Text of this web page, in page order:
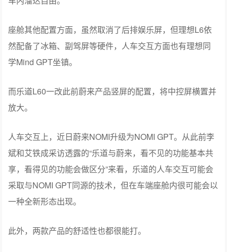
座舱其他配置方面，虽然取消了后排娱乐屏，但理想L6依
然配备了冰箱、副驾屏等硬件，人车交互方面也有理想同
学Mind GPT坐镇。
而乐道L60一改此前蔚来产品竖屏的配置，将中控屏横置并
放大。
人车交互上，近日蔚来NOMI升级为NOMI GPT。从此前李
斌和艾铁成采访透露的“乐道与蔚来，看不见的功能基本共
享，看得见的功能会做区分”来看，乐道的人车交互可能会
采取与NOMI GPT同源的技术，但在车端座舱内很可能会以
一种全新形态出现。
此外，两款产品的舒适性也都很能打。